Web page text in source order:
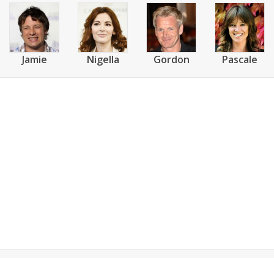
Jamie Nigella Gordon Pascale